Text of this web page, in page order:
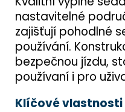
nastavitelné
zajišťují pohodlné
používání.
bezpečnou jízdu,
používaní i pro
Klíčové vlastnosti